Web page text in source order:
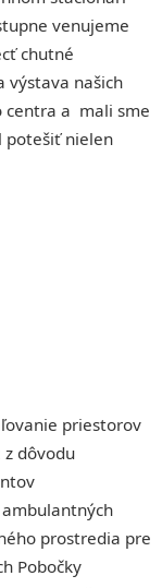
venujeme
chutné
výstava našich
centra a mali sme
potešiť nielen
priestorov
z dôvodu
prostredia pre
Pobočky